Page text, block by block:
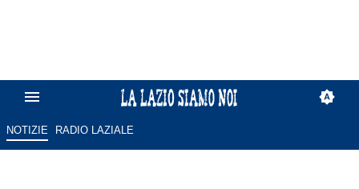
NOTIZIE RADIO LAZIALE